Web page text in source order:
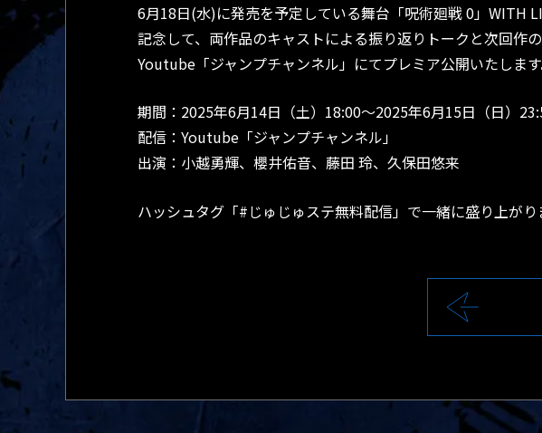
6月18日(水)に発売を予定している舞台「呪術廻戦 0」WITH
記念して、両作品のキャストによる振り返りトークと次回作
Youtube「ジャンプチャンネル」にてプレミア公開いたします
期間：2025年6月14日（土）18:00～2025年6月15日（日）
配信：Youtube「ジャンプチャンネル」
出演：小越勇輝、櫻井佑音、藤田 玲、久保田悠来
ハッシュタグ「#じゅじゅステ無料配信」で一緒に盛り上がり